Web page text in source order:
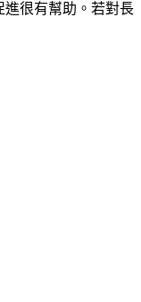
進很有幫助。若對長